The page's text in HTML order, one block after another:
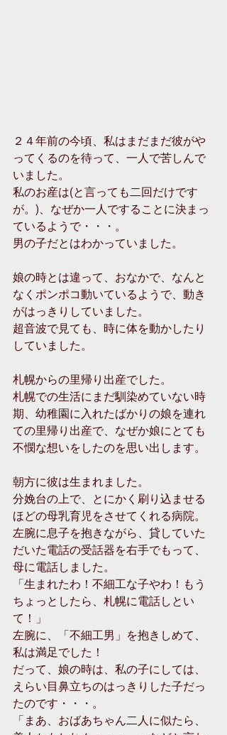
２４年前の今頃、私はまだまだ彼がや
ってくるのを待って、一人で苦しんで
いました。
私のお産は(と言っても二回だけです
が。)、なぜか一人ですることに決まっ
ているようで・・・。
男の子だとはわかっていました。
娘の時とは違って、おなかで、なんと
なくポンポコ動いているようで、動き
がはっきりしていました。
超音波で見ても、時に体を動かしたり
していました。
札幌からの里帰り出産でした。
札幌での生活にまだ馴染めていない時
期、幼稚園に入れたばかりの娘を連れ
ての里帰り出産で、なぜか娘にとても
不憫な想いをしたのを思い出します。
朝方に彼は生まれました。
分娩台の上で、とにかく刷り込ませる
ほどの母乳育児をさせてくれる病院。
左腕に息子を抱きながら、貸していた
だいた電話の受話器を右手でもって、
母に電話しました。
「生まれたわ！不細工な子やわ！もう
ちょっとしたら、札幌に電話しとい
て！」
左腕に、「不細工男」を抱きしめて、
私は満足でした！
だって、娘の時は、私の子にしては、
えらい目鼻立ちのはっきりした子だっ
たのです・・・。
「まあ、おばあちゃん二人に似たら、